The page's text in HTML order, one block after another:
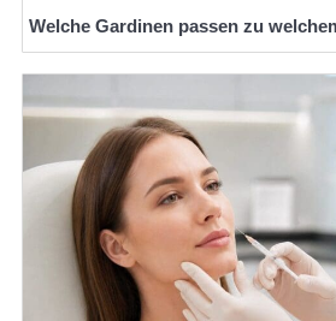
Welche Gardinen passen zu